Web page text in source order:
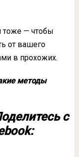
тоже — чтобы
от вашего
в прохожих.
методы
с